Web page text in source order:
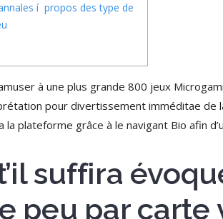
í propos des type de
à une plus grande 800 jeux
pour divertissement imméditae de
la plateforme grâce à le navigant Bio afin
suffira
peu par carte